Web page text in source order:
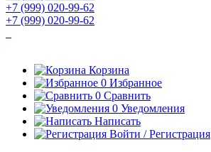
+7 (999) 020-99-62
+7 (999) 020-99-62
Корзина
0 Избранное
0 Сравнить
0 Уведомления
Написать
Войти / Регистрация